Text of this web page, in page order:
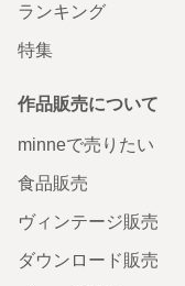
ランキング
特集
作品販売について
minneで売りたい
食品販売
ヴィンテージ販売
ダウンロード販売